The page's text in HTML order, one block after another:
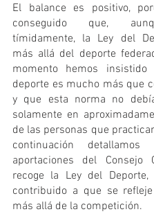
El balance es positivo,
conseguido que,
tímidamente, la Ley del
más allá del deporte
momento hemos
deporte es mucho más que
y que esta norma no
solamente en
de las personas que
continuación
aportaciones del Consejo
recoge la Ley del
contribuido a que se
más allá de la competición.